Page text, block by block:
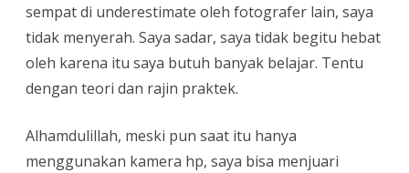
sempat di underestimate oleh fotografer lain, saya
tidak menyerah. Saya sadar, saya tidak begitu hebat
oleh karena itu saya butuh banyak belajar. Tentu
dengan teori dan rajin praktek.
Alhamdulillah, meski pun saat itu hanya
menggunakan kamera hp, saya bisa menjuari